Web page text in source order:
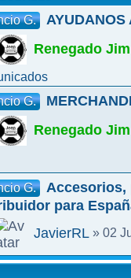
G. AYUDANOS
Renegado Jim
G.
Renegado Jim
G.
Accesorios,
para
JavierRL » 02